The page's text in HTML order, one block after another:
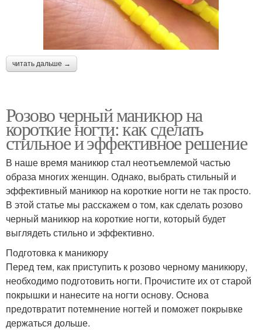
читать дальше →
Розово черный маникюр на
короткие ногти: как сделать
стильное и эффективное решение
В наше время маникюр стал неотъемлемой частью
образа многих женщин. Однако, выбрать стильный и
эффективный маникюр на короткие ногти не так просто.
В этой статье мы расскажем о том, как сделать розово
черный маникюр на короткие ногти, который будет
выглядеть стильно и эффективно.
Подготовка к маникюру
Перед тем, как приступить к розово черному маникюру,
необходимо подготовить ногти. Прочистите их от старой
покрышки и нанесите на ногти основу. Основа
предотвратит потемнение ногтей и поможет покрывке
держаться дольше.